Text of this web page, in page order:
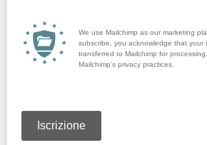
We use Mailchimp as our marketing
subscribe, you acknowledge that your
transferred to Mailchimp for processing.
Mailchimp's privacy practices.